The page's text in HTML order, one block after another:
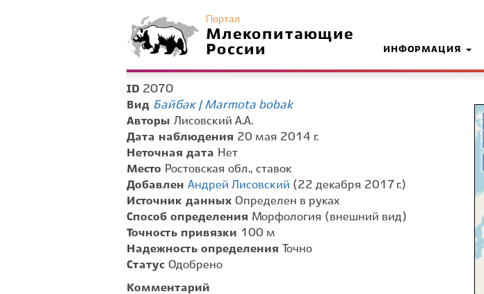
Портал
Млекопитающие
России
ИНФОРМАЦИЯ
ID 2070
Вид Байбак | Marmota bobak
Авторы Лисовский А.А.
Дата наблюдения 20 мая 2014 г.
Неточная дата Нет
Место Ростовская обл., ставок
Добавлен Андрей Лисовский (22 декабря 2017 г.)
Источник данных Определен в руках
Способ определения Морфология (внешний вид)
Точность привязки 100 м
Надежность определения
Точно
Статус Одобрено
Комментарий